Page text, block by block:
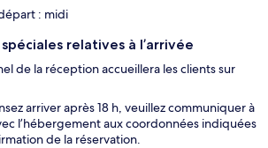
: midi
relatives à l’arrivée
de la réception accueillera les clients sur
arriver après 18 h, veuillez communiquer à
l’hébergement aux coordonnées indiquées
de la réservation.